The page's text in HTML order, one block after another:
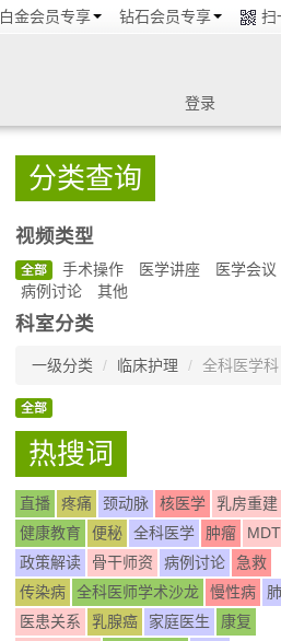
白金会员专享 钻石会员专享 扫
登录
分类查询
视频类型
全部 手术操作 医学讲座
医学会议
病例讨论
其他
科室分类
一级分类 / 临床护理 / 全科医学科
全部
热搜词
直播 疼痛 颈动脉 核医学
乳房重建
健康教育
便秘 全科医学 肿瘤
MDT
政策解读
骨干师资 病例讨论
急救
传染病
全科医师学术沙龙 慢性病
医患关系
乳腺癌 家庭医生
康复